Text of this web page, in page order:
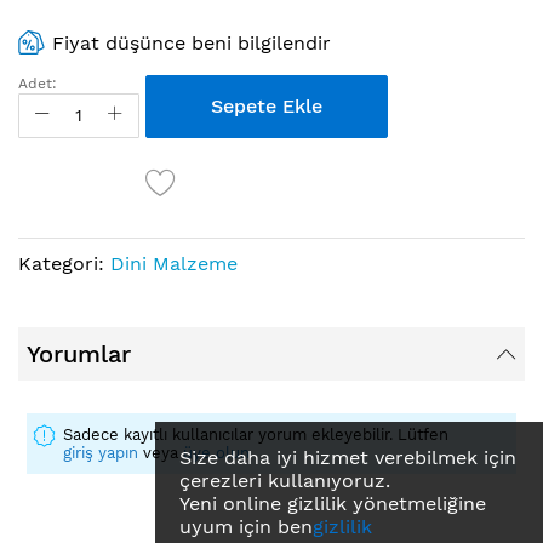
Size daha iyi hizmet verebilmek için
çerezleri kullanıyoruz.
Yeni online gizlilik yönetmeliğine
uyum için bengizlilik
Fiyat düşünce beni bilgilendir
Adet:
Sepete Ekle
Kategori: Dini Malzeme
Yorumlar
Sadece kayıtlı kullanıcılar yorum ekleyebilir. Lütfen
giriş yapın veyaüye olun